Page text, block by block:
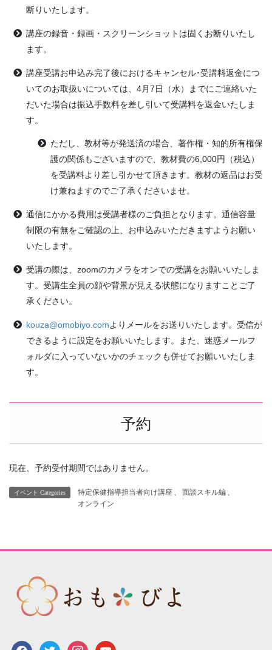
断りいたします。
講座の録音・録画・スクリーンショットは固くお断りいたし
ます。
講座受講お申込み完了後におけるキャンセル･受講料返金につ
いてのお取扱いについては、4月7日（水）までにご連絡いた
だいた場合は振込手数料を差し引いて受講料を返金いたしま
す。
ただし、教材等が発送済の場合、著作権・知的所有権保
護の関係もございますので、教材費の6,000円（税込）
を受講料より差し引かせて頂きます。教材の返品はお受
け兼ねますのでご了承くださいませ。
通信にかかる費用は受講者様のご負担となります。通信容量
制限の有無をご確認の上、お申込みいただきますようお願い
いたします。
受講の際は、zoomのカメラをオンでの受講をお願いいたしま
す。受講生全員の顔や背景が見える状態になりますことご了
承ください。
kouza@omobiyo.comよりメールをお送りいたします。受信が
できるように設定をお願いいたします。また、迷惑メールフ
ォルダに入っていないかのチェックも併せてお願いいたしま
す。
予約
現在、予約受付期間ではありません。
イベント Categories 特定保健指導担当者向け講座 面談スキル編
オンライン
facebooktwitter instagramyoutube